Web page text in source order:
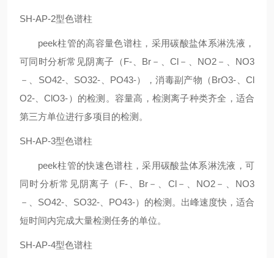
SH-AP-2型色谱柱
peek柱管的高容量色谱柱，采用碳酸盐体系淋洗液，
可同时分析常见阴离子（F-、Br－、Cl－、NO2－、NO3
－、SO42-、SO32-、PO43-），消毒副产物（BrO3-、Cl
O2-、ClO3-）的检测。容量高，检测离子种类齐全，适合
第三方单位进行多项目的检测。
SH-AP-3型色谱柱
peek柱管的快速色谱柱，采用碳酸盐体系淋洗液，可
同时分析常见阴离子（F-、Br－、Cl－、NO2－、NO3
－、SO42-、SO32-、PO43-）的检测。出峰速度快，适合
短时间内完成大量检测任务的单位。
SH-AP-4型色谱柱